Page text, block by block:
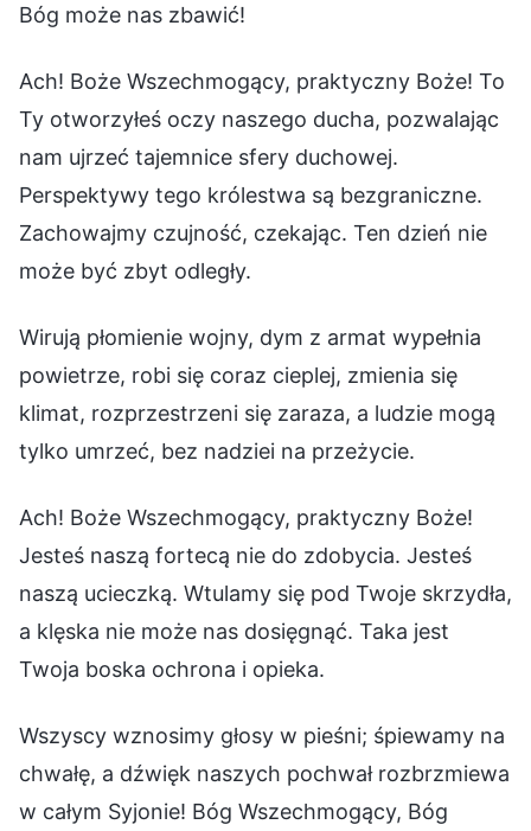
Bóg może nas zbawić!
Ach! Boże Wszechmogący, praktyczny Boże! To
Ty otworzyłeś oczy naszego ducha, pozwalając
nam ujrzeć tajemnice sfery duchowej.
Perspektywy tego królestwa są bezgraniczne.
Zachowajmy czujność, czekając. Ten dzień nie
może być zbyt odległy.
Wirują płomienie wojny, dym z armat wypełnia
powietrze, robi się coraz cieplej, zmienia się
klimat, rozprzestrzeni się zaraza, a ludzie mogą
tylko umrzeć, bez nadziei na przeżycie.
Ach! Boże Wszechmogący, praktyczny Boże!
Jesteś naszą fortecą nie do zdobycia. Jesteś
naszą ucieczką. Wtulamy się pod Twoje skrzydła,
a klęska nie może nas dosięgnąć. Taka jest
Twoja boska ochrona i opieka.
Wszyscy wznosimy głosy w pieśni; śpiewamy na
chwałę, a dźwięk naszych pochwał rozbrzmiewa
w całym Syjonie! Bóg Wszechmogący, Bóg